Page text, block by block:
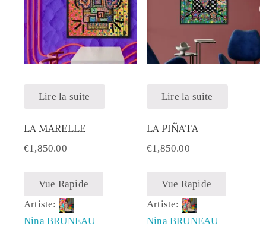
Lire la suite
LA MARELLE
€1,850.00
Vue Rapide
Artiste:
Nina BRUNEAU
Lire la suite
LA PIÑATA
€1,850.00
Vue Rapide
Artiste:
Nina BRUNEAU